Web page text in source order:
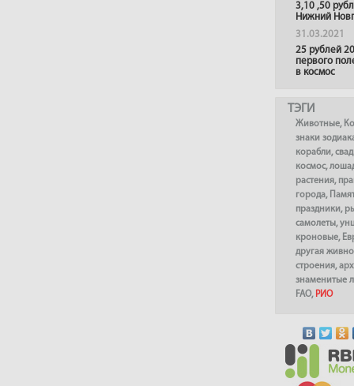
3,10 ,50
Нижний
31.03.2021
25 рублей
первого
в космос
ТЭГИ
Животные,
знаки
корабли,
космос,
растения,
города,
праздники,
самолеты,
кроновые,
другая
строения,
знаменитые
FAO, РИО